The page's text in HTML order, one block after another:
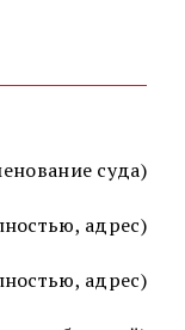
суда)
адрес)
адрес)